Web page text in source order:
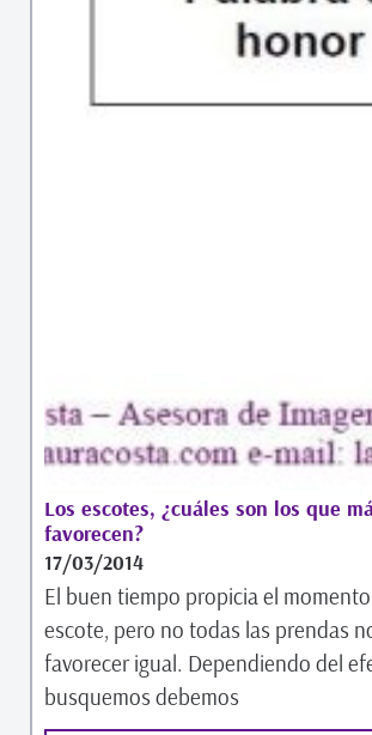
Los escotes, ¿cuáles son los que
favorecen?
17/03/2014
El buen tiempo propicia el
escote, pero no todas las prendas
favorecer igual. Dependiendo del
busquemos debemos